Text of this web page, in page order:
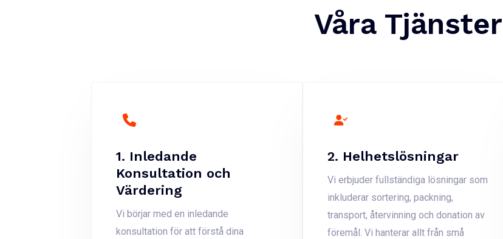
Våra Tjänster
1. Inledande
Konsultation och
Värdering
Vi börjar med en inledande
konsultation för att förstå dina
2. Helhetslösningar
Vi erbjuder fullständiga lösningar som
inkluderar sortering, packning,
transport, återvinning och donation av
föremål. Vi hanterar allt från små